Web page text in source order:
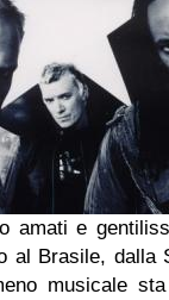
amati e
al Brasile, dalla
musicale